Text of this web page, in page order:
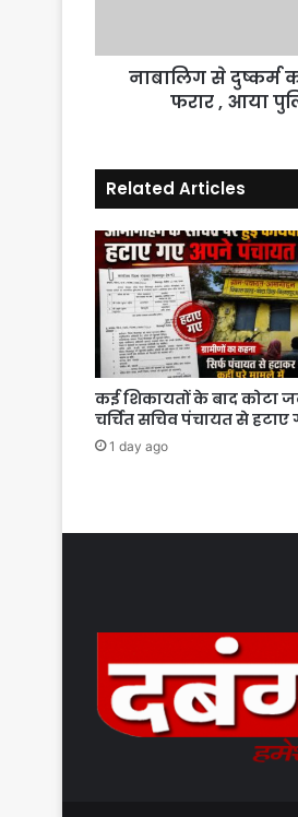
था
की
गिर्फ्त
में
।
नाबालिग से दुष्कर्म
फरार , आया
Related Articles
कई शिकायतों के बाद कोटा
चर्चित सचिव पंचायत से हटाए
1 day ago